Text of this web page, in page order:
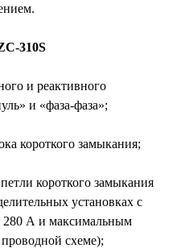
310S
и реактивного
и «фаза-фаза»;
короткого замыкания;
короткого замыкания
установках с
А и максимальным
схеме);